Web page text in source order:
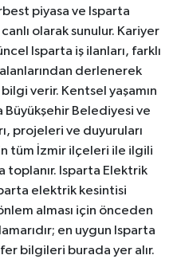
piyasa ve Isparta
olarak sunulur. Kariyer
Isparta iş ilanları, farklı
derlenerek
verir. Kentsel yaşamın
Belediyesi ve
projeleri ve duyuruları
tüm İzmir ilçeleri ile ilgili
toplanır. Isparta Elektrik
elektrik kesintisi
alması için önceden
en uygun Isparta
bilgileri burada yer alır.